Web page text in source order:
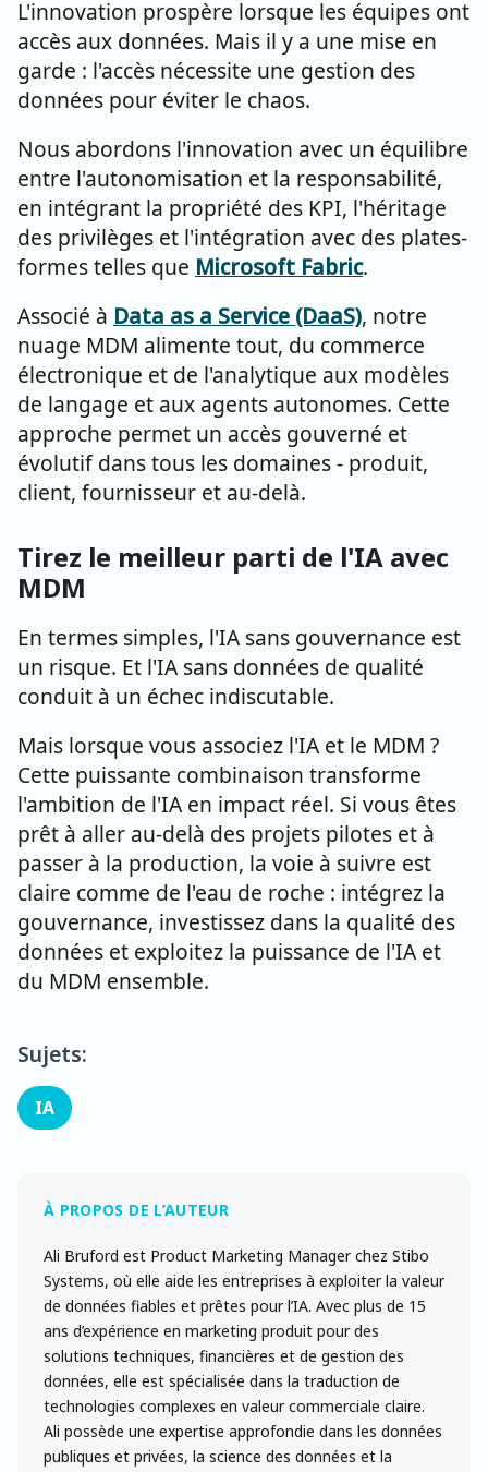
L'innovation prospère lorsque les équipes ont
accès aux données. Mais il y a une mise en
garde : l'accès nécessite une gestion des
données pour éviter le chaos.
Nous abordons l'innovation avec un équilibre
entre l'autonomisation et la responsabilité,
en intégrant la propriété des KPI, l'héritage
des privilèges et l'intégration avec des plates-
formes telles que Microsoft Fabric.
Associé à Data as a Service (DaaS), notre
nuage MDM alimente tout, du commerce
électronique et de l'analytique aux modèles
de langage et aux agents autonomes. Cette
approche permet un accès gouverné et
évolutif dans tous les domaines - produit,
client, fournisseur et au-delà.
Tirez le meilleur parti de l'IA avec
MDM
En termes simples, l'IA sans gouvernance est
un risque. Et l'IA sans données de qualité
conduit à un échec indiscutable.
Mais lorsque vous associez l'IA et le MDM ?
Cette puissante combinaison transforme
l'ambition de l'IA en impact réel. Si vous êtes
prêt à aller au-delà des projets pilotes et à
passer à la production, la voie à suivre est
claire comme de l'eau de roche : intégrez la
gouvernance, investissez dans la qualité des
données et exploitez la puissance de l'IA et
du MDM ensemble.
Sujets:
IA
Ali Bruford est Product Marketing Manager chez Stibo
Systems, où elle aide les entreprises à exploiter la valeur
de données fiables et prêtes pour l’IA. Avec plus de 15
ans d’expérience en marketing produit pour des
solutions techniques, financières et de gestion des
données, elle est spécialisée dans la traduction de
technologies complexes en valeur commerciale claire.
Ali possède une expertise approfondie dans les données
publiques et privées, la science des données et la